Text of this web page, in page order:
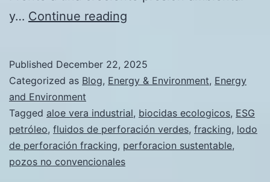
y… Continue reading
lodos
perforación:
beneficios
Published December 22, 2025
Categorized as Blog, Energy & Environment, Energy
and Environment
Tagged aloe vera industrial, biocidas ecologicos, ESG
petróleo, fluidos de perforación verdes, fracking, lodo
de perforación fracking, perforacion sustentable,
pozos no convencionales